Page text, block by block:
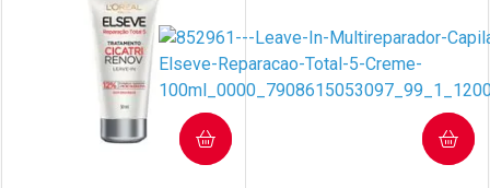
COMPRAR COMPRAR